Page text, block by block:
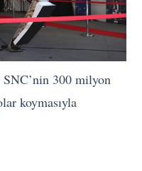
300 milyon
koymasıyla